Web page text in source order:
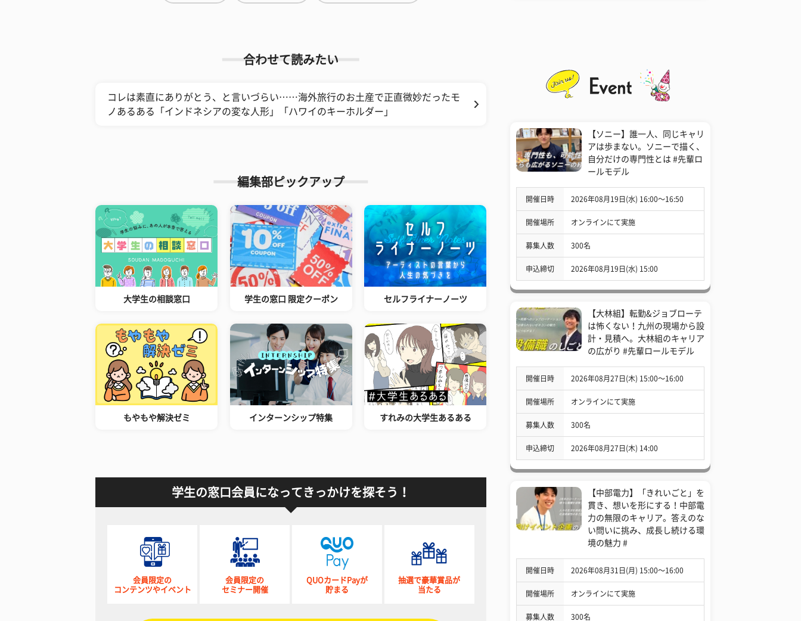
合わせて読みたい
コレは素直にありがとう、と言いづらい……海外旅行のお土産で正直微妙だったモ
ノあるある「インドネシアの変な人形」「ハワイのキーホルダー」
編集部ピックアップ
大学生の相談窓口 学生の窓口 限定クーポン セルフライナーノーツ
もやもや解決ゼミ インターンシップ特集 すれみの大学生あるある
学生の窓口会員になってきっかけを探そう！
会員限定の
コンテンツやイベント
会員限定の
セミナー開催
QUOカードPayが
貯まる
抽選で豪華賞品が
当たる
【ソニー】誰一人、同じキャリ
アは歩まない。ソニーで描く、
自分だけの専門性とは #先輩ロ
ールモデル
開催日時 2026年08月19日(水) 16:00〜16:50
開催場所 オンラインにて実施
募集人数 300名
申込締切 2026年08月19日(水) 15:00
【大林組】転勤&ジョブローテ
は怖くない！九州の現場から設
計・見積へ。大林組のキャリア
の広がり #先輩ロールモデル
開催日時 2026年08月27日(木) 15:00〜16:00
開催場所 オンラインにて実施
募集人数 300名
申込締切 2026年08月27日(木) 14:00
【中部電力】「きれいごと」を
貫き、想いを形にする！中部電
力の無限のキャリア。答えのな
い問いに挑み、成長し続ける環
境の魅力 #
開催日時 2026年08月31日(月) 15:00〜16:00
開催場所 オンラインにて実施
募集人数 300名